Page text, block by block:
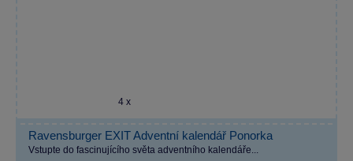
4 x
Ravensburger EXIT Adventní kalendář Ponorka
Vstupte do fascinujícího světa adventního kalendáře...